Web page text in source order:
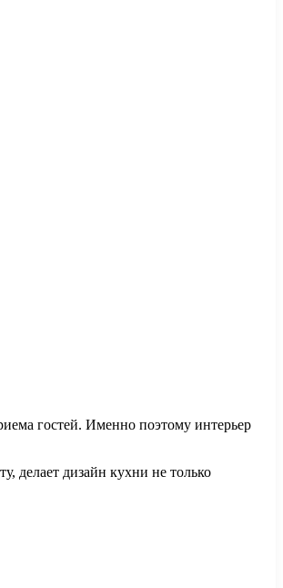
гостей. Именно поэтому интерьер
делает дизайн кухни не только